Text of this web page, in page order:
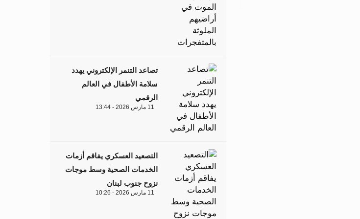
تصاعد التنمر الإلكتروني يهدد
سلامة الأطفال في العالم
الرقمي
11 مارس 2026 - 13:44
التصعيد العسكري يفاقم أزمات
الخدمات الصحية وسط موجات
نزوح جنوب لبنان
11 مارس 2026 - 10:26